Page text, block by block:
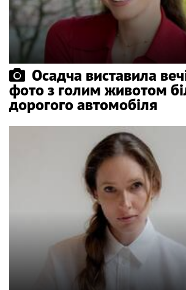
Осадча виставила
фото з голим животом
дорогого автомобіля